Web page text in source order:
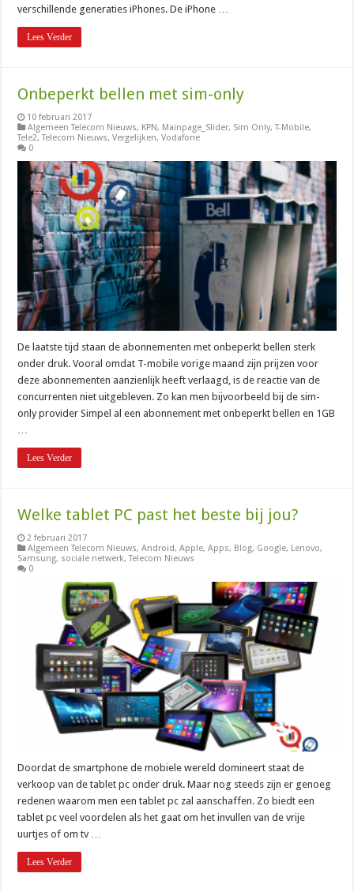
verschillende generaties iPhones. De iPhone …
Lees Verder
Onbeperkt bellen met sim-only
10 februari 2017
Algemeen Telecom Nieuws, KPN, Mainpage_Slider, Sim Only,T-Mobile,
Tele2,Telecom Nieuws,Vergelijken,Vodafone
0
De laatste tijd staan de abonnementen met onbeperkt bellen sterk
onder druk. Vooral omdat T-mobile vorige maand zijn prijzen voor
deze abonnementen aanzienlijk heeft verlaagd, is de reactie van de
concurrenten niet uitgebleven. Zo kan men bijvoorbeeld bij de sim-
only provider Simpel al een abonnement met onbeperkt bellen en 1GB
Lees Verder
Welke tablet PC past het beste bij jou?
2 februari 2017
Algemeen Telecom Nieuws,Android,Apple,Apps, Blog, Google, Lenovo,
Samsung, sociale netwerk,Telecom Nieuws
0
Doordat de smartphone de mobiele wereld domineert staat de
verkoop van de tablet pc onder druk. Maar nog steeds zijn er genoeg
redenen waarom men een tablet pc zal aanschaffen. Zo biedt een
tablet pc veel voordelen als het gaat om het invullen van de vrije
uurtjes of om tv …
Lees Verder